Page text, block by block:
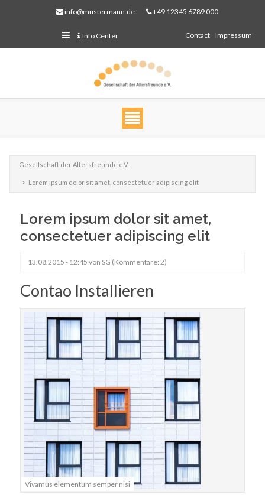
info@mustermann.de +49 12345 6789 000
Contact Impressum
Info Center
Gesellschaft der Altersfreunde e.V.
Lorem ipsum dolor sit amet, consectetuer adipiscing elit
Lorem ipsum dolor sit amet,
consectetuer adipiscing elit
13.08.2015 - 12:45 von SG (Kommentare: 2)
Contao Installieren
Vivamus elementum semper nisi
Web Projects
Lorem ipsum dolor sit amet, consectetuer adipiscing
Good Service
Lorem ipsum dolor sit amet, consectetuer adipiscing
elit. Aenean commodo ligula eget dolor.